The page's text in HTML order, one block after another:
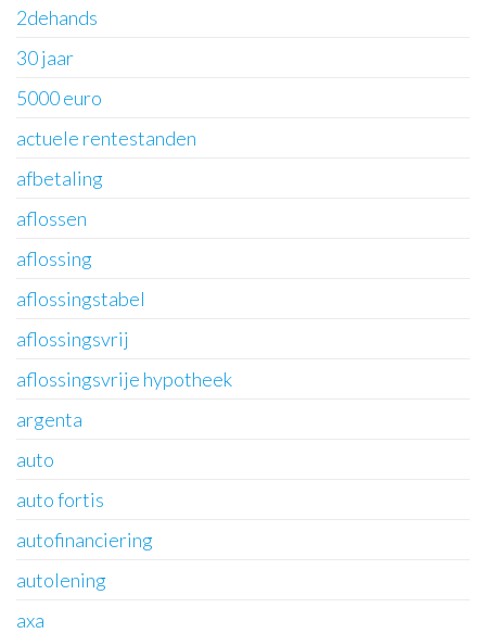
2dehands
30 jaar
5000 euro
actuele rentestanden
afbetaling
aflossen
aflossing
aflossingstabel
aflossingsvrij
aflossingsvrije hypotheek
argenta
auto
auto fortis
autofinanciering
autolening
axa